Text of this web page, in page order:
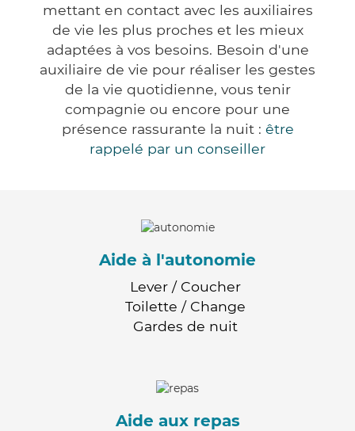
mettant en contact avec les auxiliaires
de vie les plus proches et les mieux
adaptées à vos besoins. Besoin d'une
auxiliaire de vie pour réaliser les gestes
de la vie quotidienne, vous tenir
compagnie ou encore pour une
présence rassurante la nuit : être
rappelé par un conseiller
Aide à l'autonomie
Lever / Coucher
Toilette / Change
Gardes de nuit
Aide aux repas